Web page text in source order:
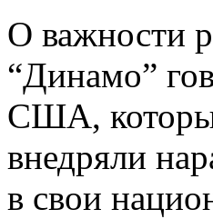
О важности
“Динамо”
США,
внедряли
в свои